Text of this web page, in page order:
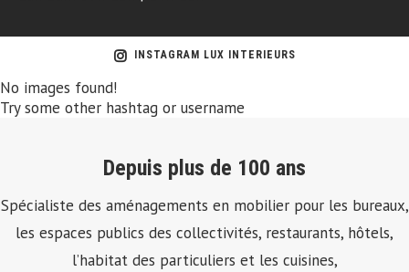
INSTAGRAM LUX INTERIEURS
No images found!
Try some other hashtag or username
Depuis plus de 100 ans
Spécialiste des aménagements en mobilier pour les bureaux,
les espaces publics des collectivités, restaurants, hôtels,
l’habitat des particuliers et les cuisines,